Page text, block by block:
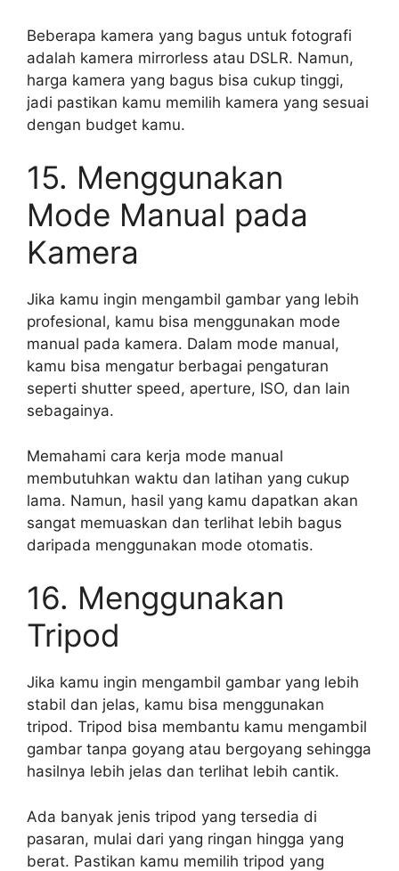
Beberapa kamera yang bagus untuk fotografi
adalah kamera mirrorless atau DSLR. Namun,
harga kamera yang bagus bisa cukup tinggi,
jadi pastikan kamu memilih kamera yang sesuai
dengan budget kamu.
15. Menggunakan
Mode Manual pada
Kamera
Jika kamu ingin mengambil gambar yang lebih
profesional, kamu bisa menggunakan mode
manual pada kamera. Dalam mode manual,
kamu bisa mengatur berbagai pengaturan
seperti shutter speed, aperture, ISO, dan lain
sebagainya.
Memahami cara kerja mode manual
membutuhkan waktu dan latihan yang cukup
lama. Namun, hasil yang kamu dapatkan akan
sangat memuaskan dan terlihat lebih bagus
daripada menggunakan mode otomatis.
16. Menggunakan
Tripod
Jika kamu ingin mengambil gambar yang lebih
stabil dan jelas, kamu bisa menggunakan
tripod. Tripod bisa membantu kamu mengambil
gambar tanpa goyang atau bergoyang sehingga
hasilnya lebih jelas dan terlihat lebih cantik.
Ada banyak jenis tripod yang tersedia di
pasaran, mulai dari yang ringan hingga yang
berat. Pastikan kamu memilih tripod yang